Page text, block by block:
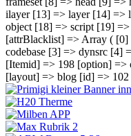
ilayer [13] => layer [14] =>
object [18] => script [19]
[attrBlacklist] => Array (
codebase [3] => dynsrc [4]
[Itemid] => 198 [option] =>
[layout] => blog [id] =>